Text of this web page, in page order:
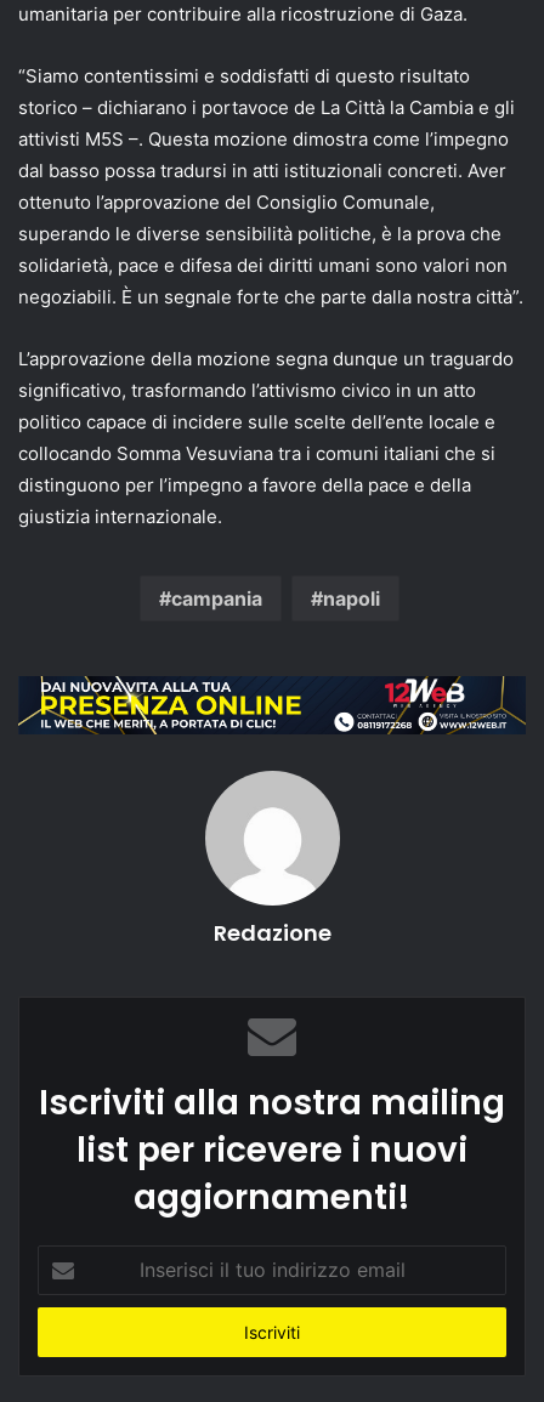
umanitaria per contribuire alla ricostruzione di Gaza.
“Siamo contentissimi e soddisfatti di questo risultato
storico – dichiarano i portavoce de La Città la Cambia e gli
attivisti M5S –. Questa mozione dimostra come l’impegno
dal basso possa tradursi in atti istituzionali concreti. Aver
ottenuto l’approvazione del Consiglio Comunale,
superando le diverse sensibilità politiche, è la prova che
solidarietà, pace e difesa dei diritti umani sono valori non
negoziabili. È un segnale forte che parte dalla nostra città”.
L’approvazione della mozione segna dunque un traguardo
significativo, trasformando l’attivismo civico in un atto
politico capace di incidere sulle scelte dell’ente locale e
collocando Somma Vesuviana tra i comuni italiani che si
distinguono per l’impegno a favore della pace e della
giustizia internazionale.
campania napoli
Redazione
Iscriviti alla nostra mailing
list per ricevere i nuovi
aggiornamenti!
tuo
email